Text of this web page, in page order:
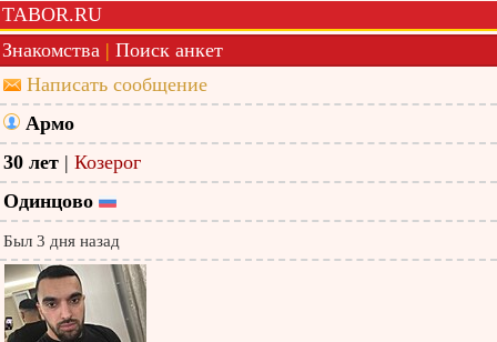
TABOR.RU
Знакомства | Поиск анкет
Написать сообщение
Армо
30 лет | Козерог
Одинцово
Был 3 дня назад